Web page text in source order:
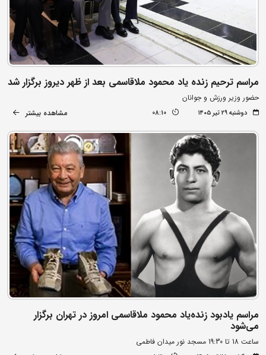
مراسم ترحیم زنده یاد محمود ملاقاسمی بعد از ظهر دیروز برگزار شد
حضور وزیر ورزش و جوانان
دوشنبه ۲۹ تیر ۱۴۰۵ 08:10 مشاهده بیشتر
مراسم یادبود زنده‌یاد محمود ملاقاسمی امروز در تهران برگزار
می‌شود
ساعت 18 تا 19:30 مسجد نور میدان فاطمی